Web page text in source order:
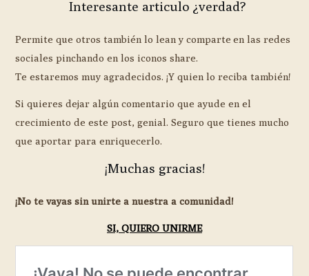
Interesante articulo ¿verdad?
Permite que otros también lo lean y comparte en las redes
sociales pinchando en los iconos share.
Te estaremos muy agradecidos. ¡Y quien lo reciba también!
Si quieres dejar algún comentario que ayude en el
crecimiento de este post, genial. Seguro que tienes mucho
que aportar para enriquecerlo.
¡Muchas gracias!
¡No te vayas sin unirte a nuestra a comunidad!
SI, QUIERO UNIRME